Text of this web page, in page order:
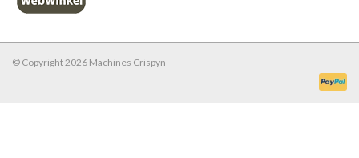
© Copyright 2026 Machines Crispyn